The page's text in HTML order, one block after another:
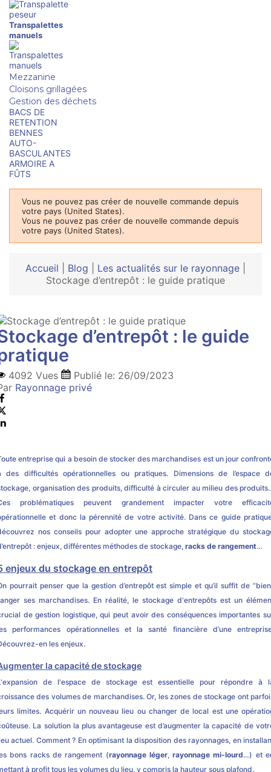
Transpalettes
manuels
Mezzanine
Cloisons grillagées
Gestion des déchets
BACS DE
RETENTION
BENNES
AUTO-
BASCULANTES
ARMOIRE A
FÛTS
Vous ne pouvez pas créer de nouvelle commande depuis
votre pays (United States).
Vous ne pouvez pas créer de nouvelle commande depuis
votre pays (United States).
Accueil Blog Les actualités sur le rayonnage
Stockage d’entrepôt : le guide pratique
d’entrepôt : le guide
4092 Vues Publié le: 26/09/2023
Rayonnage privé
entreprise qui a besoin de stocker des marchandises est un jour
des difficultés opérationnelles ou pratiques. Dimensions de l’espace
organisation des produits, difficulté à circuler au milieu des
problématiques peuvent grandement impacter votre
et donc la pérennité de votre activité. Dans ce guide
nos conseils pour adopter une approche stratégique du
: enjeux, différentes méthodes de stockage, racks de rangement…
enjeux du stockage en entrepôt
pourrait penser que la gestion d’entrepôt est simple et qu’il suffit de
ses marchandises. En réalité, le stockage d'entrepôts est un
de gestion logistique, qui peut avoir des conséquences importantes
performances opérationnelles et la santé financière d’une
en les enjeux.
la capacité de stockage
de l'espace de stockage est essentielle pour répondre à
des volumes de marchandises. Or, les zones de stockage ont
limites. Acquérir un nouveau lieu ou changer de local est une
La solution la plus avantageuse est d’augmenter la capacité de
actuel. Comment ? En optimisant la disposition des rayonnages, en
bons racks de rangement (rayonnage léger,rayonnage mi-lourd…) et
à profit tous les volumes du lieu, y compris la hauteur sous plafond.